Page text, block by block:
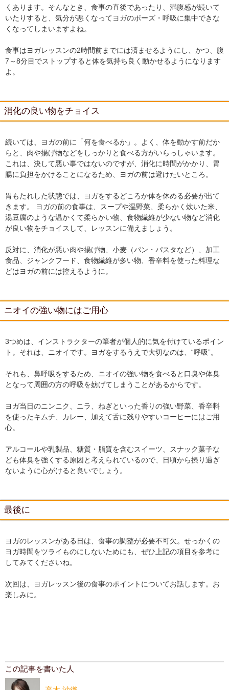
くあります。そんなとき、食事の直後であったり、満腹感が続いて
いたりすると、気分が悪くなってヨガのポーズ・呼吸に集中できな
くなってしまいますよね。
食事はヨガレッスンの2時間前までには済ませるようにし、かつ、腹
7～8分目でストップすると体を気持ち良く動かせるようになります
よ。
消化の良い物をチョイス
続いては、ヨガの前に「何を食べるか」。よく、体を動かす前だか
らと、肉や揚げ物などをしっかりと食べる方がいらっしゃいます。
これは、決して悪い事ではないのですが、消化に時間がかかり、胃
腸に負担をかけることになるため、ヨガの前は避けたいところ。
胃もたれした状態では、ヨガをするどころか体を休める必要が出て
きます。 ヨガの前の食事は、スープや温野菜、柔らかく炊いた米、
湯豆腐のような温かくて柔らかい物、食物繊維が少ない物など消化
が良い物をチョイスして、レッスンに備えましょう。
反対に、消化が悪い肉や揚げ物、小麦（パン・パスタなど）、加工
食品、ジャンクフード、食物繊維が多い物、香辛料を使った料理な
どはヨガの前には控えるように。
ニオイの強い物にはご用心
3つめは、インストラクターの筆者が個人的に気を付けているポイン
ト。それは、ニオイです。ヨガをするうえで大切なのは、“呼吸”。
それも、鼻呼吸をするため、ニオイの強い物を食べると口臭や体臭
となって周囲の方の呼吸を妨げてしまうことがあるからです。
ヨガ当日のニンニク、ニラ、ねぎといった香りの強い野菜、香辛料
を使ったキムチ、カレー、加えて舌に残りやすいコーヒーにはご用
心。
アルコールや乳製品、糖質・脂質を含むスイーツ、スナック菓子な
ども体臭を強くする原因と考えられているので、日頃から摂り過ぎ
ないように心がけると良いでしょう。
最後に
ヨガのレッスンがある日は、食事の調整が必要不可欠。せっかくの
ヨガ時間をツライものにしないためにも、ぜひ上記の項目を参考に
してみてくださいね。
次回は、ヨガレッスン後の食事のポイントについてお話します。お
楽しみに。
この記事を書いた人